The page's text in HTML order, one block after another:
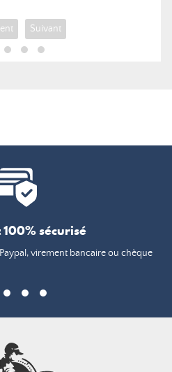
Suivant
sécurisé
virement bancaire ou chèque